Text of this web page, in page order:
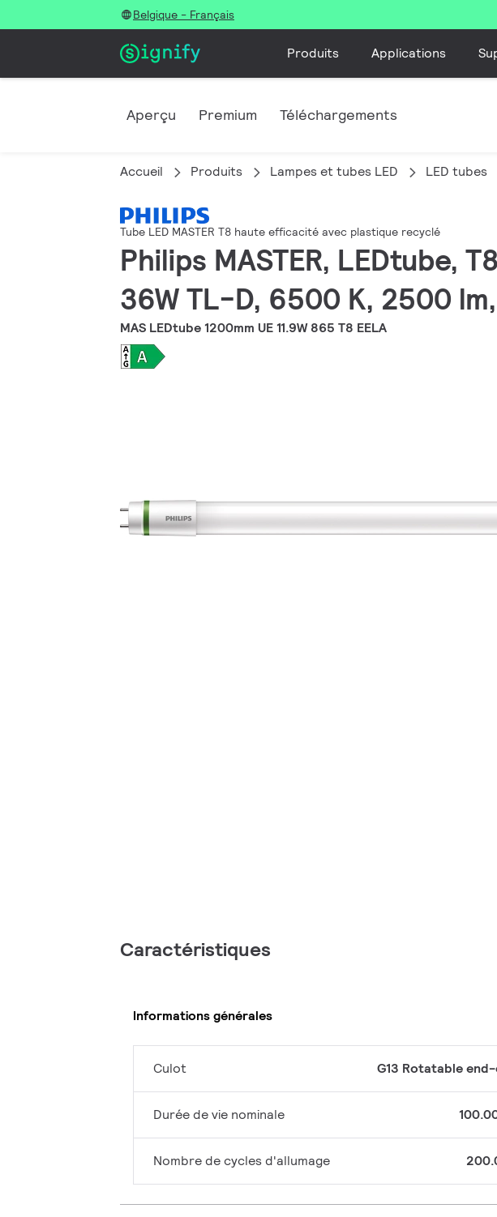
Belgique - Français
Produits Applications
Aperçu Premium Téléchargements
Accueil Produits Lampes et tubes LED LED tubes
Tube LED MASTER T8 haute efficacité avec plastique recyclé
Philips MASTER, LEDtube,
36W TL-D, 6500 K, 2500
MAS LEDtube 1200mm UE 11.9W 865 T8 EELA
Caractéristiques
Informations générales
Culot G13 Rotatable
Durée de vie nominale
Nombre de cycles d'allumage